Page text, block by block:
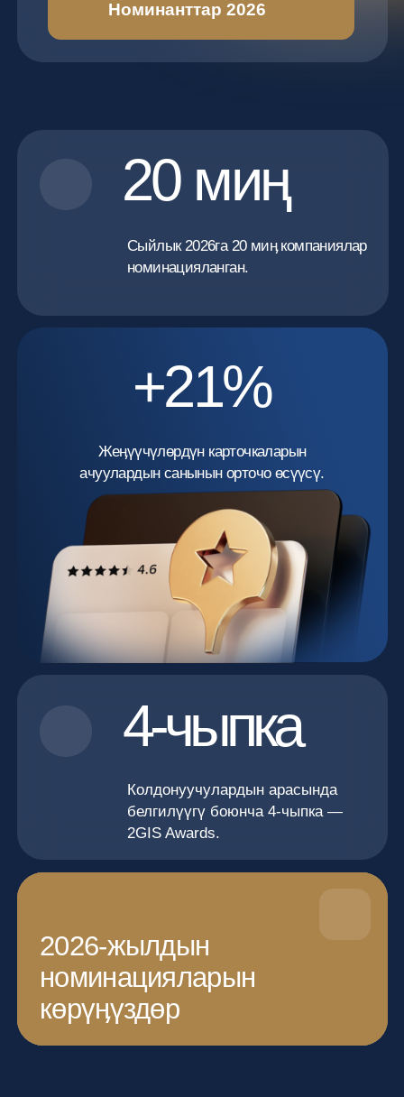
Колдонуучулардын арасында
белгилүүгү боюнча 4-чыпка —
2GIS Awards.
4-чыпка
номинацияланган.
20 миң
+21%
2026-жылдын
номинацияларын
көрүӊүздөр